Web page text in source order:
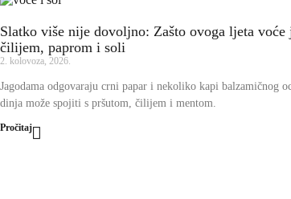
Slatko više nije dovoljno: Zašto ovoga ljeta voće
čilijem, paprom i soli
2. kolovoza, 2026.
Jagodama odgovaraju crni papar i nekoliko kapi balzamičnog
dinja može spojiti s pršutom, čilijem i mentom.
Pročitaj